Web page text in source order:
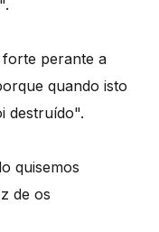
forte perante a
quando isto
destruído".
quisemos
de os